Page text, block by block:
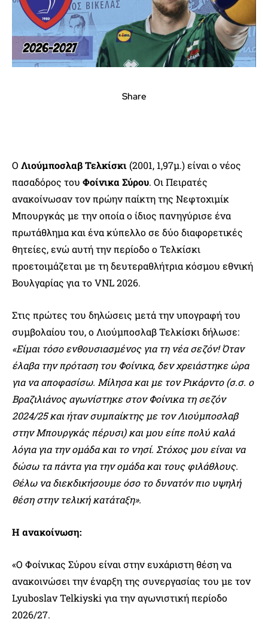
Share
Ο Λιούμποσλαβ Τελκίσκι(2001, 1,97μ.) είναι ο νέος
πασαδόρος του Φοίνικα Σύρου. Οι Πειρατές
ανακοίνωσαν τον πρώην παίκτη της Νεφτοχιμίκ
Μπουργκάς με την οποία ο ίδιος πανηγύρισε ένα
πρωτάθλημα και ένα κύπελλο σε δύο διαφορετικές
θητείες, ενώ αυτή την περίοδο ο Τελκίσκι
προετοιμάζεται με τη δευτεραθλήτρια κόσμου εθνική
Βουλγαρίας για το VNL 2026.
Στις πρώτες του δηλώσεις μετά την υπογραφή του
συμβολαίου του, ο Λιούμποσλαβ Τελκίσκι δήλωσε:
«Είμαι τόσο ενθουσιασμένος για τη νέα σεζόν! Όταν
έλαβα την πρόταση του Φοίνικα, δεν χρειάστηκε ώρα
για να αποφασίσω. Μίλησα και με τον Ρικάρντο (σ.σ. ο
Βραζιλιάνος αγωνίστηκε στον Φοίνικα τη σεζόν
2024/25 και ήταν συμπαίκτης με τον Λιούμποσλαβ
στην Μπουργκάς πέρυσι) και μου είπε πολύ καλά
λόγια για την ομάδα και το νησί. Στόχος μου είναι να
δώσω τα πάντα για την ομάδα και τους φιλάθλους.
Θέλω να διεκδικήσουμε όσο το δυνατόν πιο υψηλή
θέση στην τελική κατάταξη».
Η ανακοίνωση:
«Ο Φοίνικας Σύρου είναι στην ευχάριστη θέση να
ανακοινώσει την έναρξη της συνεργασίας του με τον
Lyuboslav Telkiyski για την αγωνιστική περίοδο
2026/27.